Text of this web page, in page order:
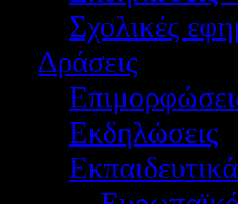
Σχολικές
Δράσεις
Εκδηλώσεις